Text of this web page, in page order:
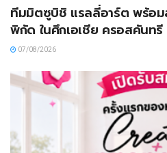
ทีมมิตซูบิชิ แรลลี่อาร์ต พร้อ
พิกัด ในศึกเอเชีย ครอสคันท
07/08/2026